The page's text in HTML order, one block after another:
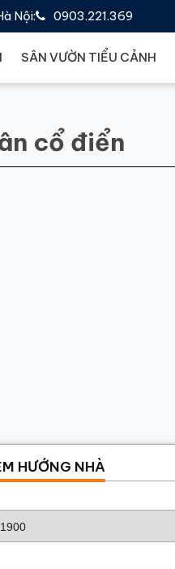
Nội: 0903.221.369
SÂN VƯỜN TIỂU CẢNH
cổ điển
HƯỚNG NHÀ